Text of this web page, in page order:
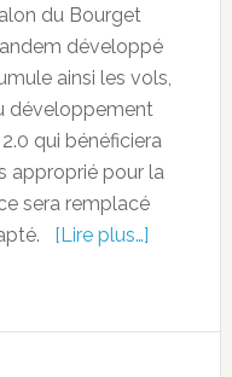
du Bourget
développé
ainsi les vols,
développement
2.0 qui bénéficiera
approprié pour la
sera remplacé
[Lire plus…]